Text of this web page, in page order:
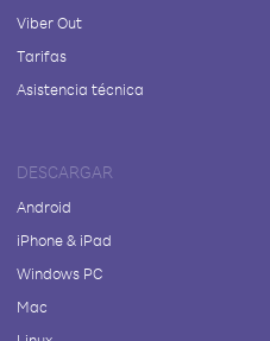
Viber Out
Tarifas
Asistencia técnica
DESCARGAR
Android
iPhone & iPad
Windows PC
Mac